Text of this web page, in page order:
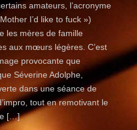
amateurs, l’acronyme
I’d like to fuck »)
les mères de famille
aux mœurs légères. C’est
provocante que
Séverine Adolphe,
dans une séance de
tout en remotivant le
[…]